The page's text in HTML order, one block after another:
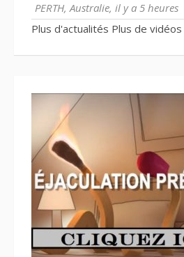
PERTH, Australie, il y a 5 heures
Plus d'actualités Plus de vidéos